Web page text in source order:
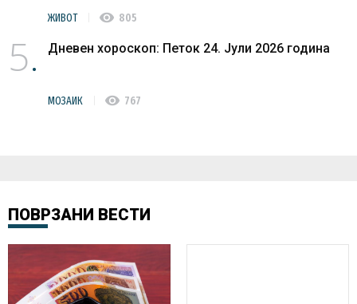
ЖИВОТ visibility 805
5 Дневен хороскоп: Петок 24. Јули 2026 година
МОЗАИК visibility 767
ПОВРЗАНИ ВЕСТИ